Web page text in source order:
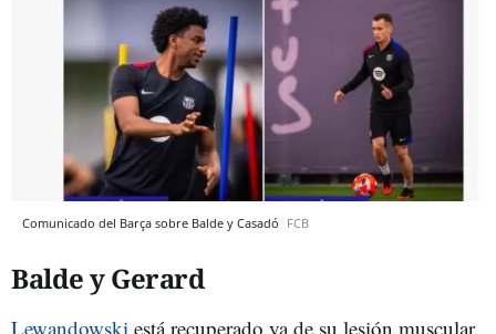
Comunicado del Barça sobre Balde y Casadó FCB
Balde y Gerard
Lewandowski está recuperado ya de su lesión muscular